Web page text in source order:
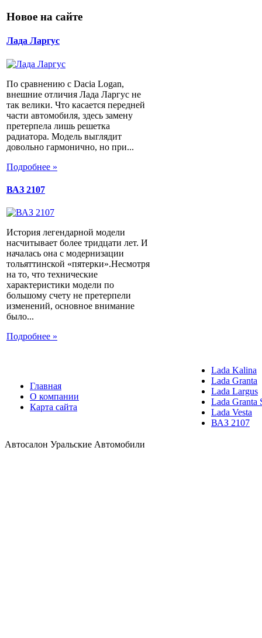
Новое на сайте
Лада Ларгус
По сравнению с Dacia Logan,
внешние отличия Лада Ларгус не
так велики. Что касается передней
части автомобиля, здесь замену
претерпела лишь решетка
радиатора. Модель выглядит
довольно гармонично, но при...
Подробнее »
ВАЗ 2107
История легендарной модели
насчитывает более тридцати лет. И
началась она с модернизации
тольяттинской «пятерки».Несмотря
на то, что технические
характеристики модели по
большому счету не претерпели
изменений, основное внимание
было...
Подробнее »
Главная
О компании
Карта сайта
Lada Kalina
Lada Granta
Lada Largus
Lada Granta
Lada Vesta
ВАЗ 2107
Автосалон Уральские Автомобили